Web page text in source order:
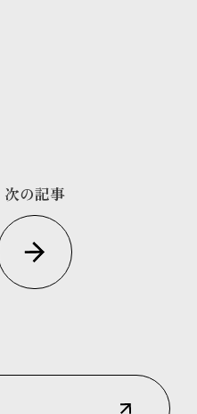
次の記事